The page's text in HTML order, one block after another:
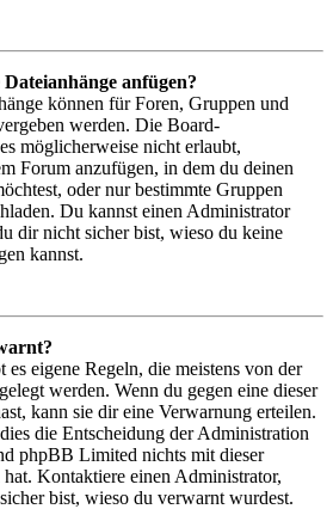
anfügen?
können für Foren, Gruppen und
werden. Die Board-
möglicherweise nicht erlaubt,
Forum anzufügen, in dem du deinen
oder nur bestimmte Gruppen
Du kannst einen Administrator
dir nicht sicher bist, wieso du keine
kannst.
eigene Regeln, die meistens von der
werden. Wenn du gegen eine dieser
kann sie dir eine Verwarnung erteilen.
die Entscheidung der Administration
phpBB Limited nichts mit dieser
Kontaktiere einen Administrator,
bist, wieso du verwarnt wurdest.